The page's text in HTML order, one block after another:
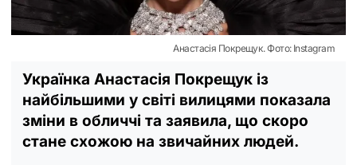
Анастасія Покрещук. Фото: Instagram
Українка Анастасія Покрещук із
найбільшими у світі вилицями показала
зміни в обличчі та заявила, що скоро
стане схожою на звичайних людей.